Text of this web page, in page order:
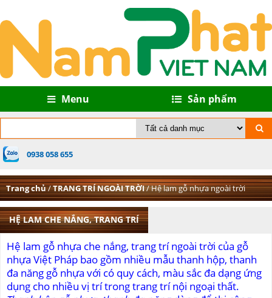
Menu Sản phẩm
0938 058 655
Trang chủ/TRANG TRÍ NGOÀI TRỜI/ Hệ lam gỗ nhựa ngoài trời
HỆ LAM CHE NẮNG, TRANG TRÍ
Hệ lam gỗ nhựa che nắng, trang trí ngoài trời của gỗ
nhựa Việt Pháp bao gồm nhiều mẫu thanh hộp, thanh
đa năng gỗ nhựa với có quy cách, màu sắc đa dạng ứng
dụng cho nhiều vị trí trong trang trí nội ngoại thất.